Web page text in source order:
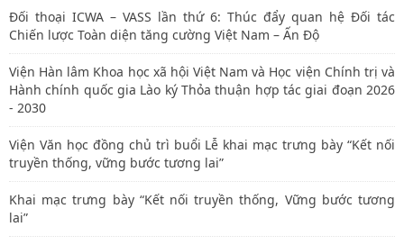
Đối thoại ICWA – VASS lần thứ 6: Thúc đẩy quan hệ Đối tác
Chiến lược Toàn diện tăng cường Việt Nam – Ấn Độ
Viện Hàn lâm Khoa học xã hội Việt Nam và Học viện Chính trị và
Hành chính quốc gia Lào ký Thỏa thuận hợp tác giai đoạn 2026
- 2030
Viện Văn học đồng chủ trì buổi Lễ khai mạc trưng bày “Kết nối
truyền thống, vững bước tương lai”
Khai mạc trưng bày “Kết nối truyền thống, Vững bước tương
lai”